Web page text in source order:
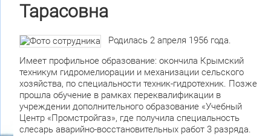
Тарасовна
Родилась 2 апреля 1956 года.
Имеет профильное образование: окончила Крымский
техникум гидромелиорации и механизации сельского
хозяйства, по специальности техник-гидротехник. Позже
прошла обучение в рамках переквалификации в
учреждении дополнительного образование «Учебный
Центр «Промстройгаз», где получила специальность
слесарь аварийно-восстановительных работ 3 разряда.